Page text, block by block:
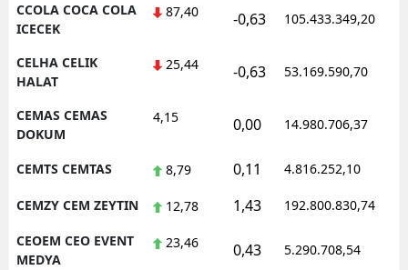
CCOLA COCA COLA
ICECEK
87,40 -0,63 105.433.349,20
CELHA CELIK
HALAT
25,44 -0,63 53.169.590,70
CEMAS CEMAS
DOKUM
4,15 0,00 14.980.706,37
CEMTS CEMTAS 8,79 0,11 4.816.252,10
CEMZY CEM ZEYTIN 12,78 1,43 192.800.830,74
CEOEM CEO EVENT
MEDYA
23,46 0,43 5.290.708,54